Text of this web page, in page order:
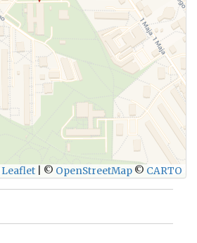
WYŚLIJ
Leaflet © OpenStreetMap © CARTO